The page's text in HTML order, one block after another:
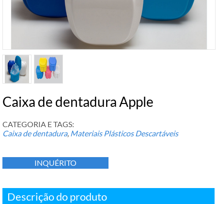
Caixa de dentadura Apple
CATEGORIA E TAGS:
Caixa de dentadura, Materiais Plásticos Descartáveis
INQUÉRITO
Descrição do produto